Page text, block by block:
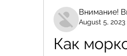
Внимание!
August 5, 2023
Как